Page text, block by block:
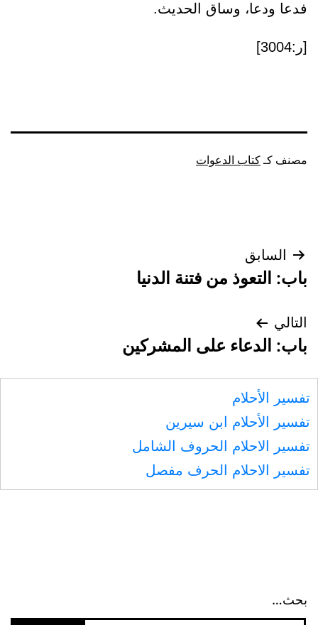
فدعا ودعا، وساق الحديث.
[ر:3004]
مصنف كـ كتاب الدعوات
تصفّح
المقالات
السابق
باب: التعوذ من فتنة الدنيا
التالي
باب: الدعاء على المشركين
تفسير الأحلام
تفسير الأحلام ابن سيرين
تفسير الاحلام الحروف الشامل
تفسير الاحلام الحرف مفصل
بحث…